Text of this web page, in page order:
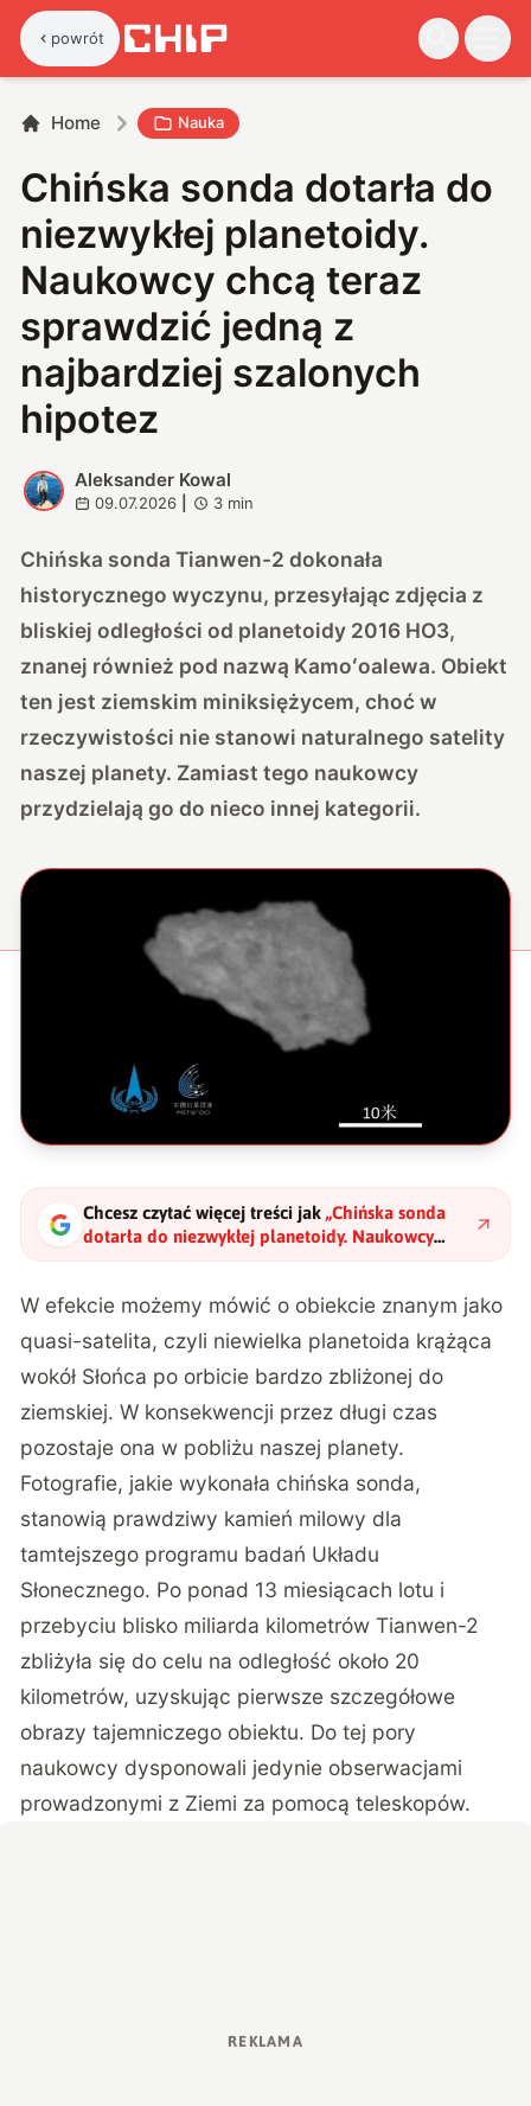
powrót
Home Nauka
Chińska sonda dotarła do
niezwykłej planetoidy.
Naukowcy chcą teraz
sprawdzić jedną z
najbardziej szalonych
hipotez
A
Aleksander Kowal
09.07.2026 3 min
Chińska sonda Tianwen-2 dokonała
historycznego wyczynu, przesyłając zdjęcia z
bliskiej odległości od planetoidy 2016 HO3,
znanej również pod nazwą Kamoʻoalewa. Obiekt
ten jest ziemskim miniksiężycem, choć w
rzeczywistości nie stanowi naturalnego satelity
naszej planety. Zamiast tego naukowcy
przydzielają go do nieco innej kategorii.
Chcesz czytać więcej treści jak „Chińska sonda
dotarła do niezwykłej planetoidy. Naukowcy
chcą teraz sprawdzić jedną z najbardziej
W efekcie możemy mówić o obiekcie znanym jako
quasi-satelita, czyli niewielka planetoida krążąca
wokół Słońca po orbicie bardzo zbliżonej do
ziemskiej.W konsekwencji przez długi czas
pozostaje ona w pobliżu naszej planety.
Fotografie, jakie wykonała chińska sonda,
stanowią prawdziwy kamień milowy dla
tamtejszego programu badań Układu
Słonecznego. Po ponad 13 miesiącach lotu i
przebyciu blisko miliarda kilometrów Tianwen-2
zbliżyła się do celu na odległość około 20
kilometrów, uzyskując pierwsze szczegółowe
obrazy tajemniczego obiektu. Do tej pory
naukowcy dysponowali jedynie obserwacjami
prowadzonymi z Ziemi za pomocą teleskopów.